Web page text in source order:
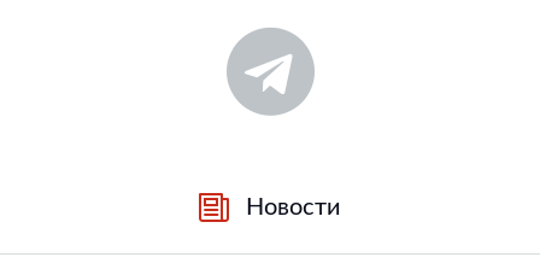
Новости